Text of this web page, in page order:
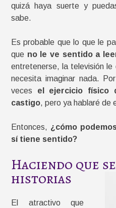
quizá haya suerte y
sabe.
Es probable que lo que le
que no le ve sentido a
entretenerse, la televisión
necesita imaginar nada.
veces el ejercicio físico
castigo, pero ya hablaré de
Entonces, ¿cómo
sí tiene sentido?
Haciendo que
historias
El atractivo que